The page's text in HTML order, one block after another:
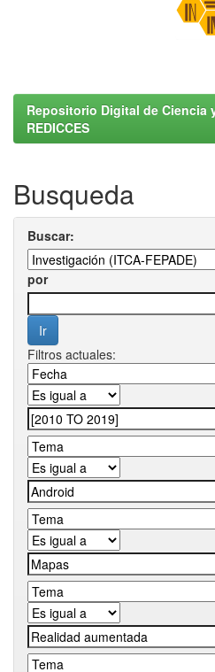
Repositorio Digital de Ciencia
REDICCES
Busqueda
Buscar:
por
Filtros actuales: